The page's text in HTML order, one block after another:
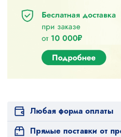
Любая форма оплаты
Прямые поставки от